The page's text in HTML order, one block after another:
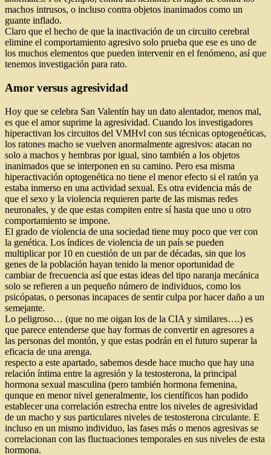
machos intrusos, o incluso contra objetos inanimados como un
guante inflado.
Claro que el hecho de que la inactivación de un circuito cerebral
elimine el comportamiento agresivo solo prueba que ese es uno de
los muchos elementos que pueden intervenir en el fenómeno, así que
tenemos investigación para rato.
Amor versus agresividad
Hoy que se celebra San Valentín hay un dato alentador, menos mal,
es que el amor suprime la agresividad. Cuando los investigadores
hiperactivan los circuitos del VMHvl con sus técnicas optogenéticas,
los ratones macho se vuelven anormalmente agresivos: atacan no
solo a machos y hembras por igual, sino también a los objetos
inanimados que se interponen en su camino. Pero esa misma
hiperactivación optogenética no tiene el menor efecto si el ratón ya
estaba inmerso en una actividad sexual. Es otra evidencia más de
que el sexo y la violencia requieren parte de las mismas redes
neuronales, y de que estas compiten entre sí hasta que uno u otro
comportamiento se impone.
El grado de violencia de una sociedad tiene muy poco que ver con
la genética. Los índices de violencia de un país se pueden
multiplicar por 10 en cuestión de un par de décadas, sin que los
genes de la población hayan tenido la menor oportunidad de
cambiar de frecuencia así que estas ideas del tipo naranja mecánica
solo se refieren a un pequeño número de individuos, como los
psicópatas, o personas incapaces de sentir culpa por hacer daño a un
semejante.
Lo peligroso… (que no me oigan los de la CIA y similares….) es
que parece entenderse que hay formas de convertir en agresores a
las personas del montón, y que estas podrán en el futuro superar la
eficacia de una arenga.
respecto a este apartado, sabemos desde hace mucho que hay una
relación íntima entre la agresión y la testosterona, la principal
hormona sexual masculina (pero también hormona femenina,
qunque en menor nivel generalmente, los científicos han podido
establecer una correlación estrecha entre los niveles de agresividad
de un macho y sus particulares niveles de testosterona circulante. E
incluso en un mismo individuo, las fases más o menos agresivas se
correlacionan con las fluctuaciones temporales en sus niveles de esta
hormona.